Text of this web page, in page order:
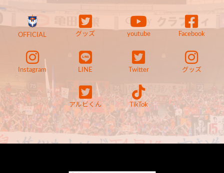
OFFICIAL グッズ youtube Facebook
Instagram LINE Twitter グッズ
アルビくん TikTok